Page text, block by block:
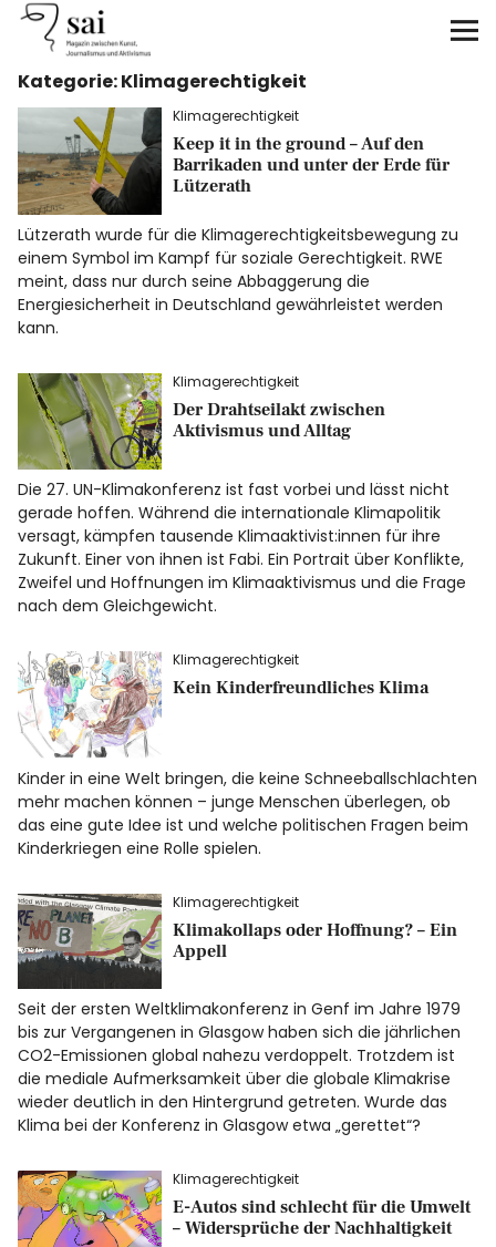
sai
Unterstützen
Klimagerechtigkeit
Antirassismus
Feminismen
Kunst&Literatur
Generation XYZ
Über uns
FacebookInstagram
Info
Kategorie:Klimagerechtigkeit
Klimagerechtigkeit
Keep it in the ground – Auf den
Barrikaden und unter der Erde für
Lützerath
Lützerath wurde für die Klimagerechtigkeitsbewegung zu
einem Symbol im Kampf für soziale Gerechtigkeit. RWE
meint, dass nur durch seine Abbaggerung die
Energiesicherheit in Deutschland gewährleistet werden
kann.
Klimagerechtigkeit
Der Drahtseilakt zwischen
Aktivismus und Alltag
Die 27. UN-Klimakonferenz ist fast vorbei und lässt nicht
gerade hoffen. Während die internationale Klimapolitik
versagt, kämpfen tausende Klimaaktivist:innen für ihre
Zukunft. Einer von ihnen ist Fabi. Ein Portrait über Konflikte,
Zweifel und Hoffnungen im Klimaaktivismus und die Frage
nach dem Gleichgewicht.
Klimagerechtigkeit
Kein Kinderfreundliches Klima
Kinder in eine Welt bringen, die keine Schneeballschlachten
mehr machen können – junge Menschen überlegen, ob
das eine gute Idee ist und welche politischen Fragen beim
Kinderkriegen eine Rolle spielen.
Klimagerechtigkeit
Klimakollaps oder Hoffnung? – Ein
Appell
Seit der ersten Weltklimakonferenz in Genf im Jahre 1979
bis zur Vergangenen in Glasgow haben sich die jährlichen
CO2-Emissionen global nahezu verdoppelt. Trotzdem ist
die mediale Aufmerksamkeit über die globale Klimakrise
wieder deutlich in den Hintergrund getreten. Wurde das
Klima bei der Konferenz in Glasgow etwa „gerettet“?
Klimagerechtigkeit
E-Autos sind schlecht für die Umwelt
– Widersprüche der Nachhaltigkeit